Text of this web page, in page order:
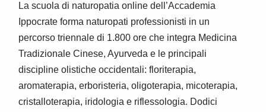
La scuola di naturopatia online dell’Accademia
Ippocrate forma naturopati professionisti in un
percorso triennale di 1.800 ore che integra Medicina
Tradizionale Cinese, Ayurveda e le principali
discipline olistiche occidentali: floriterapia,
aromaterapia, erboristeria, oligoterapia, micoterapia,
cristalloterapia, iridologia e riflessologia. Dodici